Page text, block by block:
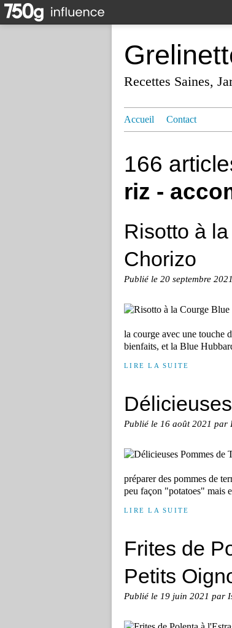
Recettes Saines,
Accueil Contact
166
riz -
Risotto à
Chorizo
Publié le 20 septembre 2021
la courge avec une touche
bienfaits, et la Blue
LIRE LA SUITE
Publié le 16 août 2021 par
préparer des pommes de
peu façon "potatoes" mais
LIRE LA SUITE
Frites de
Petits
Publié le 19 juin 2021 par